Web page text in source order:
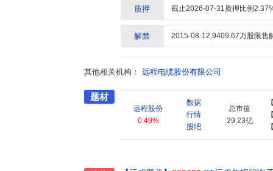
产管理有限公司,实际控制人为无锡市国资委
缆科技有限公司(以防火电缆、铝合金电缆等
业。通过了ISO9001(质量)、ISO14001(环境)
司现有授权专利145项,其中发明专利11项。
产品覆盖全国,广泛应用于国家电网、海洋工
能源、城市管廊、国家重大工程,还应用于欧
任,创产业强国之先锋”这一使命,塑造和维护
质押 截止2026-07-31质押比例2.37
解禁 2015-08-12,9409.67万股限售
其他相关机构： 远程电缆股份有限公司
题材
远程股份
0.49%
数据
行情
股吧
总市值
29.23亿